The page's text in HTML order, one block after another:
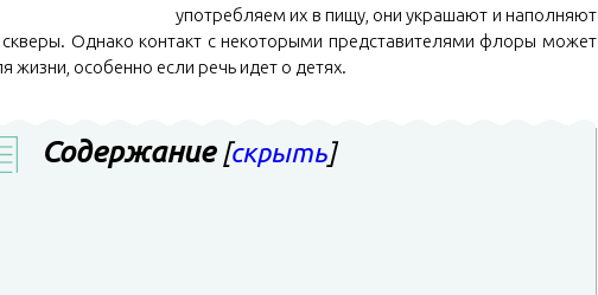
употребляем их в пищу, они украшают и наполняют
Однако контакт с некоторыми представителями флоры может
жизни, особенно если речь идет о детях.
Содержание [скрыть]